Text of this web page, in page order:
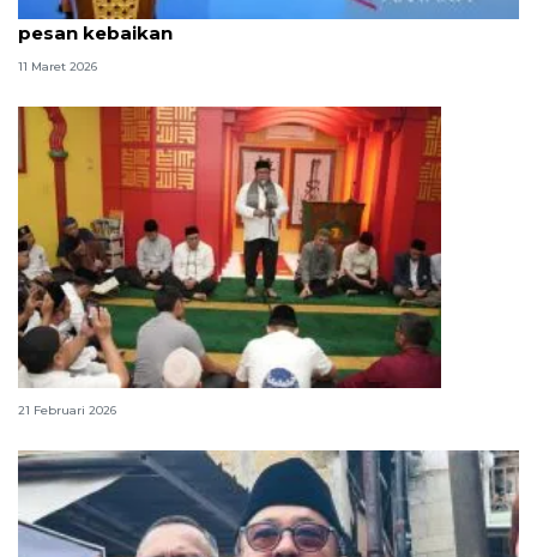
Rano Karno harap dai muda Jakarta jadi penyebar
pesan kebaikan
11 Maret 2026
Rano Karno terkesan dengan Masjid Lautze
21 Februari 2026